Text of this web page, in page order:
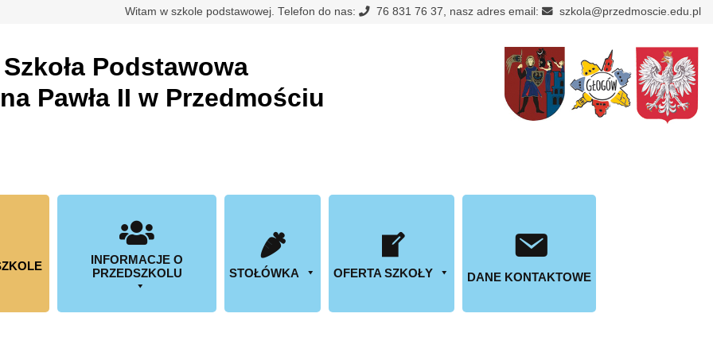
Witam w szkole podstawowej. Telefon do nas: 76 831 76 37, nasz adres email: szkola@przedmoscie.edu.pl
Szkoła Podstawowa
Pawła II w Przedmościu
INFORMACJE O
PRZEDSZKOLU
STOŁÓWKA OFERTA SZKOŁY DANE KONTAKTOWE